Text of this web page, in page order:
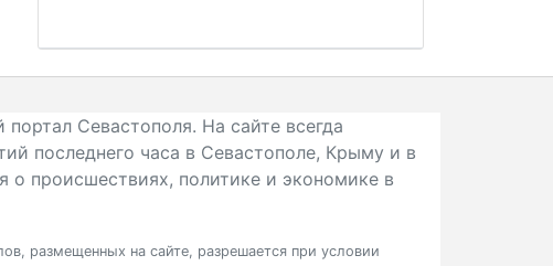
Севастополя. На сайте всегда
последнего часа в Севастополе, Крыму и в
происшествиях, политике и экономике в
размещенных на сайте, разрешается при условии